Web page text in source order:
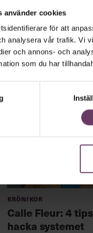
använder cookies
för att
analysera vår trafik. Vi
och annons- och
som du har
Krönikor
Calle Fleur: 4
hacka systemet